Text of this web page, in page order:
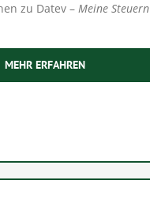
zu Datev – Meine Steuern
MEHR ERFAHREN